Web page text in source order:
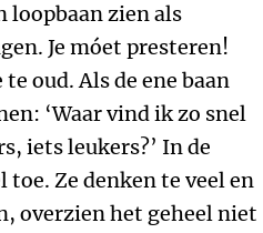
loopbaan zien als
Je móet presteren!
oud. Als de ene baan
‘Waar vind ik zo snel
iets leukers?’ In de
Ze denken te veel en
overzien het geheel niet